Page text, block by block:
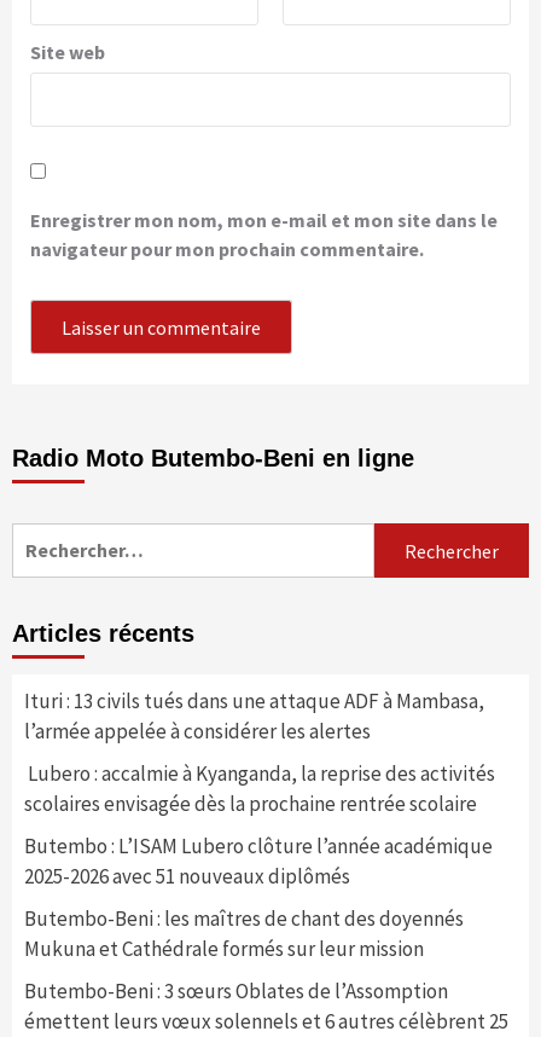
Site web
Enregistrer mon nom, mon e-mail et mon site dans le
navigateur pour mon prochain commentaire.
Radio Moto Butembo-Beni en ligne
Articles récents
Ituri : 13 civils tués dans une attaque ADF à Mambasa,
l’armée appelée à considérer les alertes
Lubero : accalmie à Kyanganda, la reprise des activités
scolaires envisagée dès la prochaine rentrée scolaire
Butembo : L’ISAM Lubero clôture l’année académique
2025-2026 avec 51 nouveaux diplômés
Butembo-Beni : les maîtres de chant des doyennés
Mukuna et Cathédrale formés sur leur mission
Butembo-Beni : 3 sœurs Oblates de l’Assomption
émettent leurs vœux solennels et 6 autres célèbrent 25